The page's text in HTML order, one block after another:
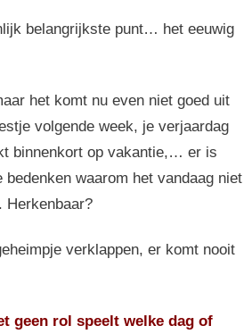
belangrijkste punt… het eeuwig
het komt nu even niet goed uit
volgende week, je verjaardag
binnenkort op vakantie,… er is
waarom het vandaag niet
Herkenbaar?
verklappen, er komt nooit
geen rol speelt welke dag of